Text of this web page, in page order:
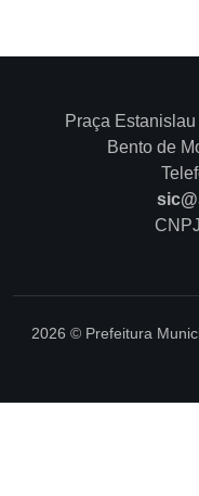
Praça
Bento de
2026 © Prefeitura